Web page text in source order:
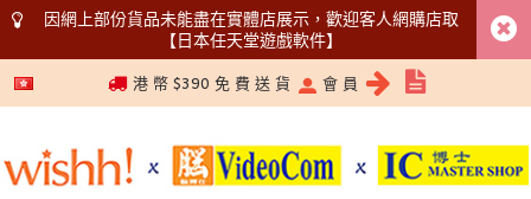
因網上部份貨品未能盡在實體店展示，歡迎客人網購店取
【日本任天堂遊戲軟件】
5366 1340
港 幣 $390 免 費 送 貨 會 員